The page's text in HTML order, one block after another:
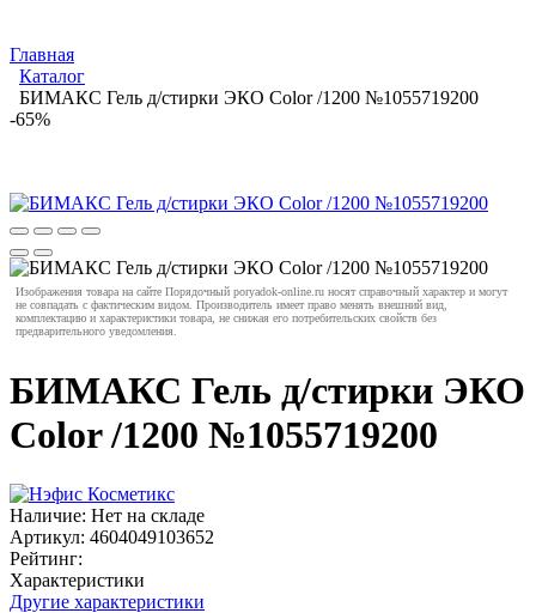
Главная
Каталог
БИМАКС Гель д/стирки ЭКО Color /1200 №1055719200
-65%
Изображения товара на сайте Порядочный poryadok-online.ru носят справочный характер и могут
не совпадать с фактическим видом. Производитель имеет право менять внешний вид,
комплектацию и характеристики товара, не снижая его потребительских свойств без
предварительного уведомления.
БИМАКС Гель д/стирки ЭКО
Color /1200 №1055719200
Наличие: Нет на складе
Артикул: 4604049103652
Рейтинг:
Характеристики
Другие характеристики